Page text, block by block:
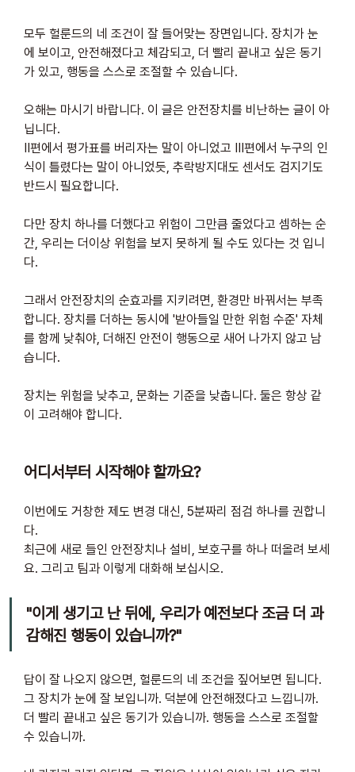
모두 헐룬드의 네 조건이 잘 들어맞는 장면입니다. 장치가 눈
에 보이고, 안전해졌다고 체감되고, 더 빨리 끝내고 싶은 동기
가 있고, 행동을 스스로 조절할 수 있습니다.
오해는 마시기 바랍니다. 이 글은 안전장치를 비난하는 글이 아
닙니다.
II편에서 평가표를 버리자는 말이 아니었고 III편에서 누구의 인
식이 틀렸다는 말이 아니었듯, 추락방지대도 센서도 검지기도
반드시 필요합니다.
다만 장치 하나를 더했다고 위험이 그만큼 줄었다고 셈하는 순
간, 우리는 더이상 위험을 보지 못하게 될 수도 있다는 것 입니
다.
그래서 안전장치의 순효과를 지키려면, 환경만 바꿔서는 부족
합니다. 장치를 더하는 동시에 '받아들일 만한 위험 수준' 자체
를 함께 낮춰야, 더해진 안전이 행동으로 새어 나가지 않고 남
습니다.
장치는 위험을 낮추고, 문화는 기준을 낮춥니다. 둘은 항상 같
이 고려해야 합니다.
어디서부터 시작해야 할까요?
이번에도 거창한 제도 변경 대신, 5분짜리 점검 하나를 권합니
다.
최근에 새로 들인 안전장치나 설비, 보호구를 하나 떠올려 보세
요. 그리고 팀과 이렇게 대화해 보십시오.
"이게 생기고 난 뒤에, 우리가 예전보다 조금 더 과
감해진 행동이 있습니까?"
답이 잘 나오지 않으면, 헐룬드의 네 조건을 짚어보면 됩니다.
그 장치가 눈에 잘 보입니까. 덕분에 안전해졌다고 느낍니까.
더 빨리 끝내고 싶은 동기가 있습니까. 행동을 스스로 조절할
수 있습니까.